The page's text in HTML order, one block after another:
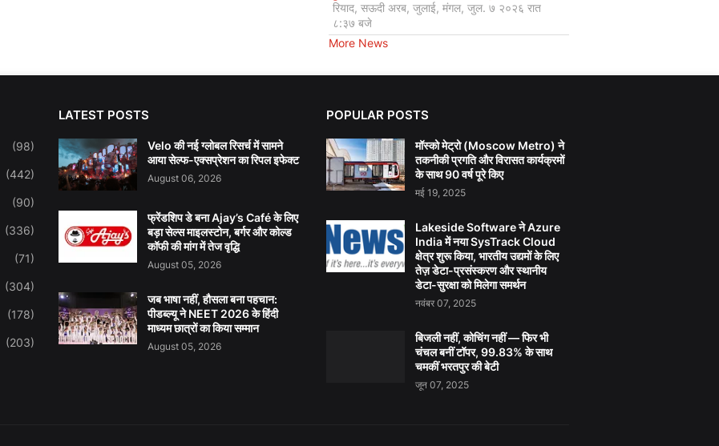
रियाद, सऊदी अरब, जुलाई, मंगल, जुल. ७ २०२६ रात
८:३७ बजे
More News
(98)
(442)
(90)
(336)
(71)
(304)
(178)
(203)
LATEST POSTS
Velo की नई ग्लोबल रिसर्च में सामने
आया सेल्फ-एक्सप्रेशन का रिपल इफेक्ट
August 06, 2026
फ्रेंडशिप डे बना Ajay’s Café के लिए
बड़ा सेल्स माइलस्टोन, बर्गर और कोल्ड
कॉफी की मांग में तेज वृद्धि
August 05, 2026
जब भाषा नहीं, हौसला बना पहचान:
पीडब्ल्यू ने NEET 2026 के हिंदी
माध्यम छात्रों का किया सम्मान
August 05, 2026
POPULAR POSTS
मॉस्को मेट्रो (Moscow Metro) ने
तकनीकी प्रगति और विरासत कार्यक्रमों
के साथ 90 वर्ष पूरे किए
मई 19, 2025
Lakeside Software ने Azure
India में नया SysTrack Cloud
क्षेत्र शुरू किया, भारतीय उद्यमों के लिए
तेज़ डेटा-प्रसंस्करण और स्थानीय
डेटा-सुरक्षा को मिलेगा समर्थन
नवंबर 07, 2025
बिजली नहीं, कोचिंग नहीं — फिर भी
चंचल बनीं टॉपर, 99.83% के साथ
चमकीं भरतपुर की बेटी
जून 07, 2025